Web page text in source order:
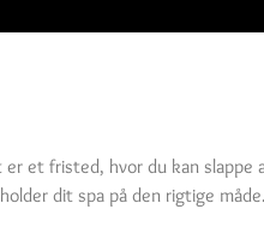
et fristed, hvor du kan
dit spa på den rigtige